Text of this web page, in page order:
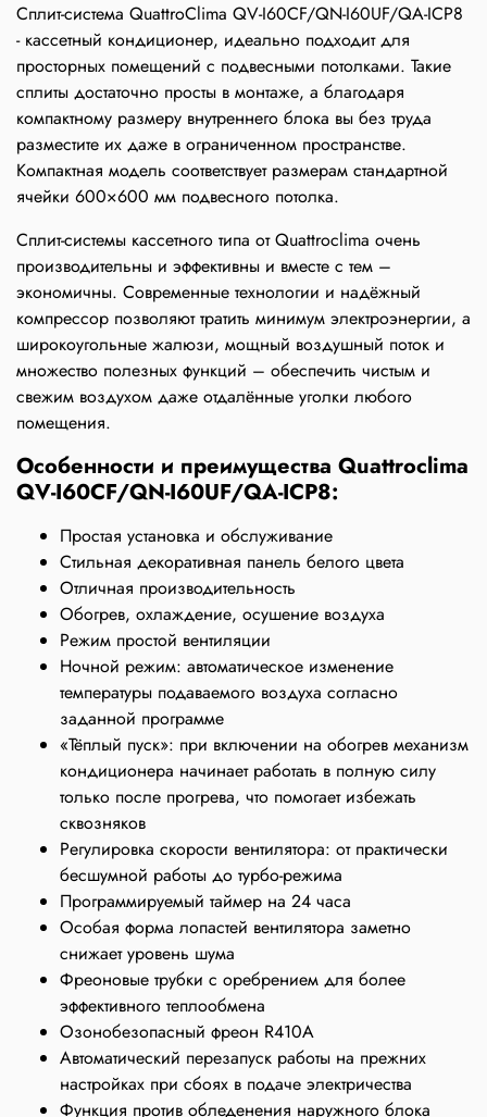
Сплит-система QuattroClima QV-I60CF/QN-I60UF/QA-ICP8
- кассетный кондиционер, идеально подходит для
просторных помещений с подвесными потолками. Такие
сплиты достаточно просты в монтаже, а благодаря
компактному размеру внутреннего блока вы без труда
разместите их даже в ограниченном пространстве.
Компактная модель соответствует размерам стандартной
ячейки 600×600 мм подвесного потолка.
Сплит-системы кассетного типа от Quattroclima очень
производительны и эффективны и вместе с тем –
экономичны. Современные технологии и надёжный
компрессор позволяют тратить минимум электроэнергии, а
широкоугольные жалюзи, мощный воздушный поток и
множество полезных функций – обеспечить чистым и
свежим воздухом даже отдалённые уголки любого
помещения.
Особенности и преимущества Quattroclima
QV-I60CF/QN-I60UF/QA-ICP8:
Простая установка и обслуживание
Стильная декоративная панель белого цвета
Отличная производительность
Обогрев, охлаждение, осушение воздуха
Режим простой вентиляции
Ночной режим: автоматическое изменение
температуры подаваемого воздуха согласно
заданной программе
«Тёплый пуск»: при включении на обогрев механизм
кондиционера начинает работать в полную силу
только после прогрева, что помогает избежать
сквозняков
Регулировка скорости вентилятора: от практически
бесшумной работы до турбо-режима
Программируемый таймер на 24 часа
Особая форма лопастей вентилятора заметно
снижает уровень шума
Фреоновые трубки с оребрением для более
эффективного теплообмена
Озонобезопасный фреон R410A
Автоматический перезапуск работы на прежних
настройках при сбоях в подаче электричества
Функция против обледенения наружного блока